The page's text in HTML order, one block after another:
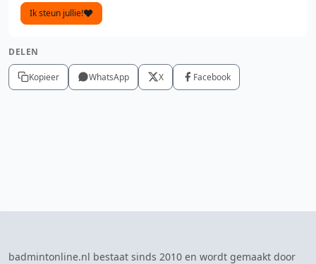
Ik steun jullie!
DELEN
Kopieer WhatsApp X Facebook
badmintonline.nl bestaat sinds 2010 en wordt gemaakt door